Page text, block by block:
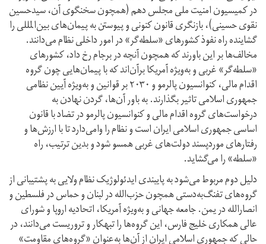
در کمیسیون امنیت ملی مجلس دهم (همچون سخنگوی آن، سید‌حسین
نقوی حسینی)، بازنگری قانون کنونی و پیوستن به پیمان‌های بین‌المللی را
گشاینده راه نفوذ کشورهای «سلطه‌گر» در امور داخلی نظام می‌دانند.
مخالف‌ها بر این باورند که همچون آنچه در برجام رخ داد، کشورهای
«سلطه‌گر» غربی و به‌ویژه آمریکا بر‌آن‌اند که با پیمان‌هایی چون گروه
اقدام مالی، کنوانسیون پالرمو و ۲۰۳۰ بر قوانین و به‌ویژه آیین نظامی
جمهوری اسلامی تاثیر بگذارند. به باور آن‌ها، گردن نهادن به
درخواست‌های گروه اقدام مالی و کنوانسیون پالرمو در تضاد با قانون
اساسی جمهوری اسلامی ایران است و نظام را وامی‌دارد تا با ارزش‌ها و
رفتارهای موردپسند دولت‌های غربی همسو شود و بدین ترتیب، راه
«سلطه» را می‌گشاید.
دلیل دوم مربوط می‌شود به پایبندی ایدئولوژیک نظام ولایی به پشتیبانی از
گروه‌های تفنگ‌به‌دستی همچون حزب‌الله در لبنان و حماس در فلسطین و
انصارالله در یمن. جامعه جهانی و به‌ویژه آمریکا، اتحادیه اروپا و شورای
عالی همکاری خلیج فارس، این گروه‌ها را تبهکار و تروریست می‌دانند، در